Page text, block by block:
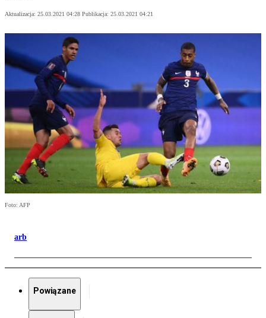
Aktualizacja: 25.03.2021 04:28 Publikacja: 25.03.2021 04:21
Foto: AFP
arb
Powiązane